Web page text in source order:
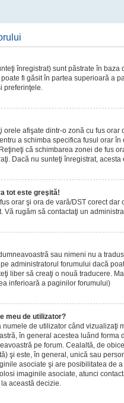
înregistrat) sunt păstrate în baza
fi găsit în partea superioară a
preferinţele.
afişate dintr-o zonă cu fus orar
a schimba specifica fusul orar
că schimbarea zonei de fus
Dacă nu sunteţi înregistrat, acesta
tot este greşită!
orar şi ora de vară/DST corect
Vă rugăm să contactaţi un
sau nimeni nu a
administratorul forumului dacă
liber să creaţi o nouă traducere.
inferioară a paginilor forumului)
meu de utilizator?
de utilizator când vizualizaţi
în general acestea luând forma
pe forum. Cealaltă, de
şi este, în general, unică sau
asociate şi are posibilitatea de
imaginile asociate, atunci
această decizie.